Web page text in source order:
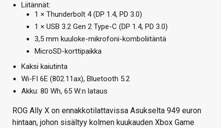
Liitännät:
1 × Thunderbolt 4 (DP 1.4, PD 3.0)
1 × USB 3.2 Gen 2 Type-C (DP 1.4, PD 3.0)
3,5 mm kuuloke-mikrofoni-komboliitäntä
MicroSD-korttipaikka
Kaksi kaiutinta
Wi-FI 6E (802.11ax), Bluetooth 5.2
Akku: 80 Wh, 65 W:n lataus
ROG Ally X on ennakkotilattavissa Asukselta 949 euron
hintaan, johon sisältyy kolmen kuukauden Xbox Game